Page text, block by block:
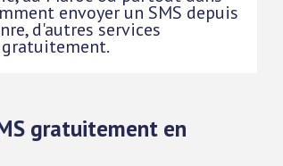
envoyer un SMS depuis
d'autres services
gratuitement en